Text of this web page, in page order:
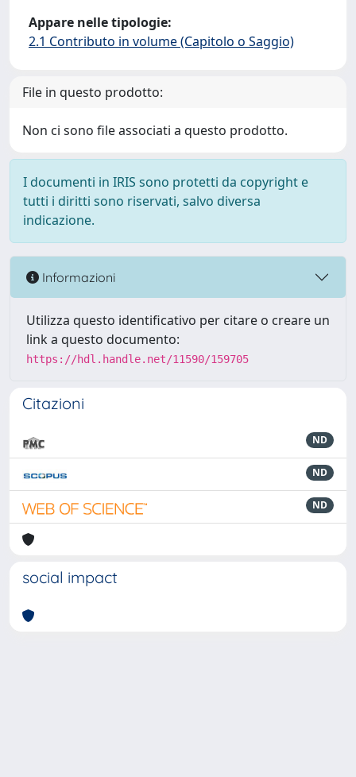
Appare nelle tipologie:
2.1 Contributo in volume (Capitolo o Saggio)
File in questo prodotto:
Non ci sono file associati a questo prodotto.
I documenti in IRIS sono protetti da copyright e
tutti i diritti sono riservati, salvo diversa
indicazione.
Informazioni
Utilizza questo identificativo per citare o creare un
link a questo documento:
https://hdl.handle.net/11590/159705
Citazioni
ND
ND
ND
social impact